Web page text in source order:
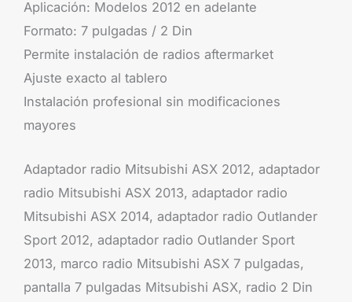
Aplicación: Modelos 2012 en adelante
Formato: 7 pulgadas / 2 Din
Permite instalación de radios aftermarket
Ajuste exacto al tablero
Instalación profesional sin modificaciones
mayores
Adaptador radio Mitsubishi ASX 2012, adaptador
radio Mitsubishi ASX 2013, adaptador radio
Mitsubishi ASX 2014, adaptador radio Outlander
Sport 2012, adaptador radio Outlander Sport
2013, marco radio Mitsubishi ASX 7 pulgadas,
pantalla 7 pulgadas Mitsubishi ASX, radio 2 Din